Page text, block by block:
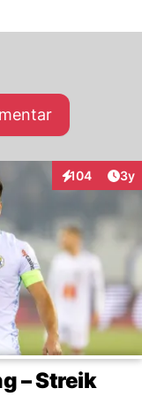
104
Interaktionen
3y
– Streik